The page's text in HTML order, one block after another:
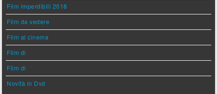
Film imperdibili 2018
Film da vedere
Film al cinema
Film di
Film di
Novità in Dvd